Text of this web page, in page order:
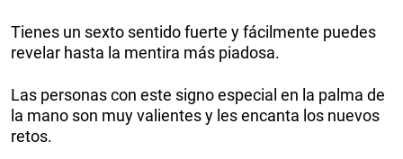
Tienes un sexto sentido fuerte y fácilmente puedes
revelar hasta la mentira más piadosa.
Las personas con este signo especial en la palma de
la mano son muy valientes y les encanta los nuevos
retos.